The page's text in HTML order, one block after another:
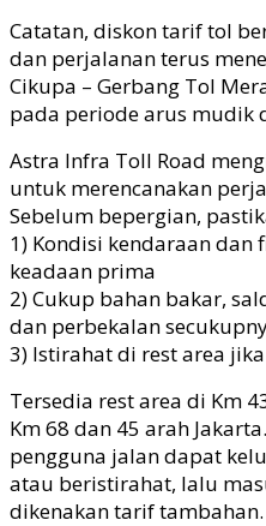
Catatan, diskon tarif tol
dan perjalanan terus
Cikupa – Gerbang Tol
pada periode arus mudik
Astra Infra Toll Road
untuk merencanakan
Sebelum bepergian,
1) Kondisi kendaraan
keadaan prima
2) Cukup bahan bakar,
dan perbekalan
3) Istirahat di rest area
Tersedia rest area di Km
Km 68 dan 45 arah
pengguna jalan dapat
atau beristirahat, lalu
dikenakan tarif tambahan.